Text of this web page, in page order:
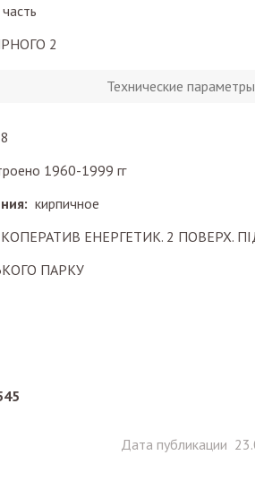
2
Технические параметры
1960-1999 гг
кирпичное
КОПЕРАТИВ ЕНЕРГЕТИК. 2 ПОВЕРХ.
ПАРКУ
Дата публикации